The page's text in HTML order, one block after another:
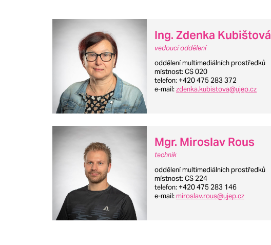
Ing. Zdenka Kubištová
vedoucí oddělení
oddělení multimediálních prostředků
místnost: CS 020
telefon: +420 475 283 372
e-mail:zdenka.kubistova@ujep.cz
Mgr. Miroslav Rous
technik
oddělení multimediálních prostředků
místnost: CS 224
telefon: +420 475 283 146
e-mail:miroslav.rous@ujep.cz